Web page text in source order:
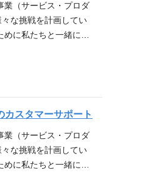
┗要件定義ではな
ズや課題に向き合う
が「家族に誇れる
に向き合う ┗家族に
誇れるか」「家族に
のマネジメントのご経
フターサポートに関
在庫管理などに携わ
スポート程度のIT知
の顧客満足度向上に
通じて、店舗の成長
求める人物像 当社ミ
だける方 当社バリュ
義ではなく、要求定
に向き合う ┗家族に
誇れるか」「家族に
業（サービス・プロダ
な挑戦を計画してい
に私たちと一緒に働
細 当社サービス、
からの問い合わせに
囲：会社の定める業
要件(WANT)】 コー
業で業務に携わった
例： コールセンター
マネジメントのご経
フターサポートに関
スタマーサポート
業（サービス・プロダ
な挑戦を計画してい
に私たちと一緒に働